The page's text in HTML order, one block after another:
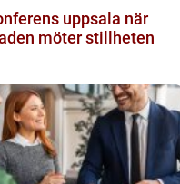
uppsala när
möter stillheten